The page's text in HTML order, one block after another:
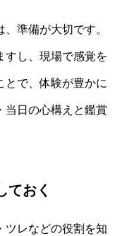
準備が大切です。
すし、現場で感覚を
とで、体験が豊かに
当日の心構えと鑑賞
ておく
ツレなどの役割を知